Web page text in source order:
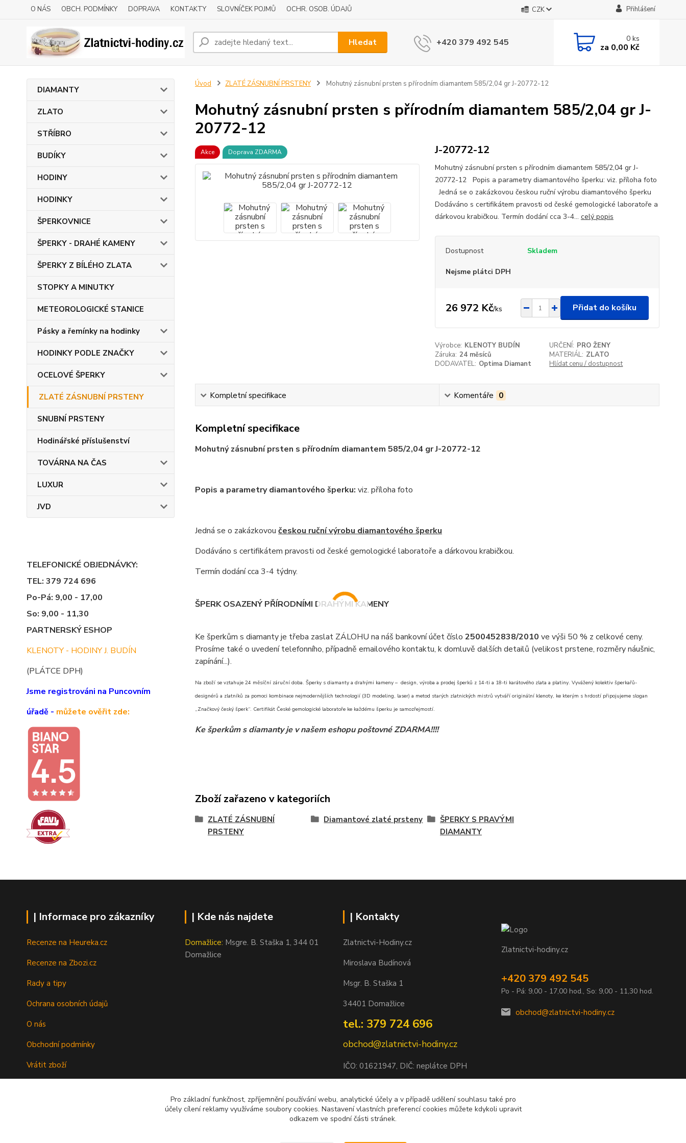
O NÁS OBCH. PODMÍNKY DOPRAVA KONTAKTY SLOVNÍČEK POJMŮ OCHR. OSOB. ÚDAJŮ CZK Přihlášení
Hledat +420 379 492 545 0ks
za 0,00 Kč
DIAMANTY
ZLATO
STŘÍBRO
BUDÍKY
HODINY
HODINKY
ŠPERKOVNICE
ŠPERKY - DRAHÉ KAMENY
ŠPERKY Z BÍLÉHO ZLATA
STOPKY A MINUTKY
METEOROLOGICKÉ STANICE
Pásky a řemínky na hodinky
HODINKY PODLE ZNAČKY
OCELOVÉ ŠPERKY
ZLATÉ ZÁSNUBNÍ PRSTENY
SNUBNÍ PRSTENY
Hodinářské příslušenství
TOVÁRNA NA ČAS
LUXUR
JVD
TELEFONICKÉ OBJEDNÁVKY:
TEL: 379 724 696
Po-Pá: 9,00 - 17,00
So: 9,00 - 11,30
PARTNERSKÝ ESHOP
KLENOTY - HODINY J. BUDÍN
(PLÁTCE DPH)
Jsme registrováni na Puncovním
úřadě - můžete ověřit zde:
Úvod ZLATÉ ZÁSNUBNÍ PRSTENY Mohutný zásnubní prsten s přírodním diamantem 585/2,04 gr J-20772-12
Mohutný zásnubní prsten s přírodním diamantem 585/2,04 gr J-
20772-12
Akce Doprava ZDARMA J-20772-12
Mohutný zásnubní prsten s přírodním diamantem 585/2,04 gr J-
20772-12 Popis a parametry diamantového šperku: viz. příloha foto
Jedná se o zakázkovou českou ruční výrobu diamantového šperku
Dodáváno s certifikátem pravosti od české gemologické laboratoře a
dárkovou krabičkou. Termín dodání cca 3-4... celý popis
Dostupnost Skladem
Nejsme plátci DPH
26 972 Kč/ks Přidat do košíku
Výrobce: KLENOTY BUDÍN URČENÍ: PRO ŽENY
Záruka: 24 měsíců MATERIÁL: ZLATO
DODAVATEL: Optima Diamant Hlídat cenu / dostupnost
Kompletní specifikace Komentáře 0
Kompletní specifikace
Mohutný zásnubní prsten s přírodním diamantem 585/2,04 gr J-20772-12
Popis a parametry diamantového šperku: viz. příloha foto
Jedná se o zakázkovou českou ruční výrobu diamantového šperku
Dodáváno s certifikátem pravosti od české gemologické laboratoře a dárkovou krabičkou.
Termín dodání cca 3-4 týdny.
ŠPERK OSAZENÝ PŘÍRODNÍMI DRAHÝMI KAMENY
Ke šperkům s diamanty je třeba zaslat ZÁLOHU na náš bankovní účet číslo 2500452838/2010 ve výši 50 % z celkové ceny.
Prosíme také o uvedení telefonního, případně emailového kontaktu, k domluvě dalších detailů (velikost prstene, rozměry náušnic,
zapínání...).
Na zboží se vztahuje 24 měsíční záruční doba. Šperky s diamanty a drahými kameny – design, výroba a prodej šperků z 14-ti a 18-ti karátového zlata a platiny. Vyvážený kolektiv šperkařů-
designérů a zlatníků za pomoci kombinace nejmodernějších technologií (3D modeling, laser) a metod starých zlatnických mistrů vytváří originální klenoty, ke kterým s hrdostí připojujeme slogan
„Značkový český šperk“. Certifikát České gemologické laboratoře ke každému šperku je samozřejmostí.
Ke šperkům s diamanty je v našem eshopu poštovné ZDARMA!!!!
Zboží zařazeno v kategoriích
ZLATÉ ZÁSNUBNÍ
PRSTENY
Diamantové zlaté prsteny
ŠPERKY S PRAVÝMI
DIAMANTY
| Informace pro zákazníky
Recenze na Heureka.cz
Recenze na Zbozi.cz
Rady a tipy
Ochrana osobních údajů
O nás
Obchodní podmínky
Vrátit zboží
| Kde nás najdete
Domažlice: Msgre. B. Staška 1, 344 01
Domažlice
| Kontakty
Zlatnictvi-Hodiny.cz
Miroslava Budínová
Msgr. B. Staška 1
34401 Domažlice
tel.: 379 724 696
obchod@zlatnictvi-hodiny.cz
IČO: 01621947, DIČ: neplátce DPH
Zlatnictvi-hodiny.cz
+420 379 492 545
Po - Pá: 9,00 - 17,00 hod., So: 9,00 - 11,30 hod.
obchod@zlatnictvi-hodiny.cz
Pro základní funkčnost, zpříjemnění používání webu, analytické účely a v případě udělení souhlasu také pro
účely cílení reklamy využíváme soubory cookies. Nastavení vlastních preferencí cookies můžete kdykoli upravit
odkazem ve spodní části stránek.